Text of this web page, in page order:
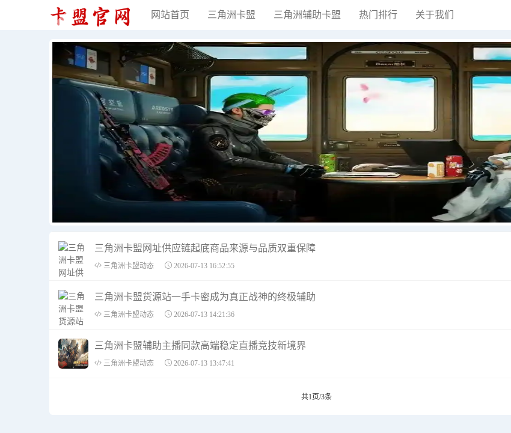
网站首页 三角洲卡盟 三角洲辅助卡盟 热门排行 关于我们
三角洲卡盟网址供应链起底商品来源与品质双重保障
三角洲卡盟动态 2026-07-13 16:52:55
三角洲卡盟货源站一手卡密成为真正战神的终极辅助
三角洲卡盟动态 2026-07-13 14:21:36
三角洲卡盟辅助主播同款高端稳定直播竞技新境界
三角洲卡盟动态 2026-07-13 13:47:41
共1页/3条